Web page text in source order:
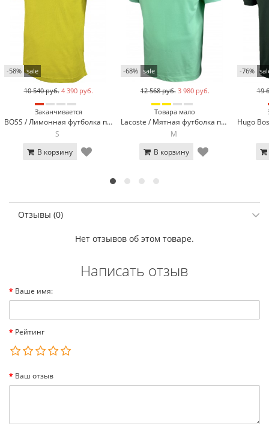
-58% sale
10 540 руб. 4 390 руб.
Заканчивается
BOSS / Лимонная футболка поло BOSS 13-923-24
S
В корзину
-68% sale
12 568 руб. 3 980 руб.
Товара мало
Lacoste / Мятная футболка поло Lacoste LC2-19
M
В корзину
-76%
19
Отзывы (0)
Нет отзывов об этом товаре.
Написать отзыв
Ваше имя:
Рейтинг
Ваш отзыв